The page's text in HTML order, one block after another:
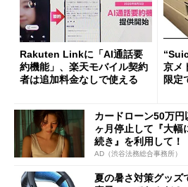
Rakuten Linkに「AI通話要
約機能」、楽天モバイル契約
者は追加料金なしで使える
京メ
限定
カードローン50万
ヶ月停止して『大幅
続き』を利用して！
AD（渋谷法務総合事務所）
夏の暑さ対策グッズ